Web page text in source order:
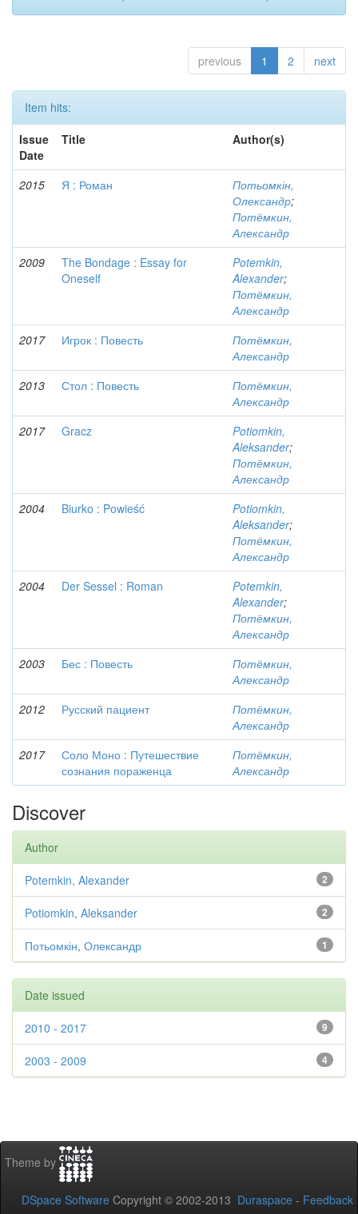
previous 1 2 next
Item hits:
Issue
Date
Title Author(s)
2015 Я : Роман
Потьомкін,
Олександр;
Потёмкин,
Александр
2009
The Bondage : Essay for
Oneself
Potemkin,
Alexander;
Потёмкин,
Александр
2017
Игрок : Повесть
Потёмкин,
Александр
2013
Стол : Повесть
Потёмкин,
Александр
2017
Gracz
Potiomkin,
Aleksander;
Потёмкин,
Александр
2004
Biurko : Powieść
Potiomkin,
Aleksander;
Потёмкин,
Александр
2004
Der Sessel : Roman
Potemkin,
Alexander;
Потёмкин,
Александр
2003
Бес : Повесть
Потёмкин,
Александр
2012
Русский пациент
Потёмкин,
Александр
2017
Соло Моно : Путешествие
сознания пораженца
Потёмкин,
Александр
Discover
Author
2
Potemkin, Alexander
2
Potiomkin, Aleksander
1
Потьомкін, Олександр
Date issued
9
2010 - 2017
4
2003 - 2009
Theme by
DSpace Software Copyright © 2002-2013 Duraspace - Feedback